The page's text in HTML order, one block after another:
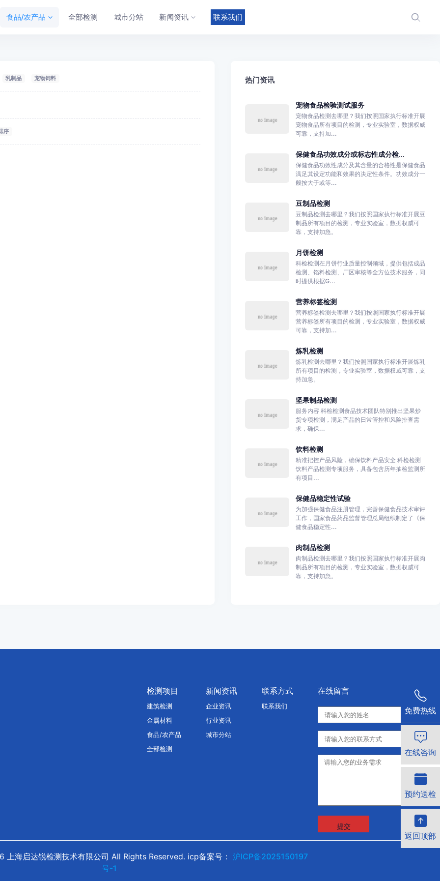
食品/农产品 全部检测 城市分站 新闻资讯 联系我们
免费热线
在线咨询
预约送检
返回顶部
乳制品 宠物饲料
序
热门资讯
宠物食品检验测试服务
宠物食品检测去哪里？我们按照国家执行标准开展
宠物食品所有项目的检测，专业实验室，数据权威
可靠，支持加...
保健食品功效成分或标志性成分检...
保健食品功效性成分及其含量的合格性是保健食品
满足其设定功能和效果的决定性条件。功效成分一
般按大于或等...
豆制品检测
豆制品检测去哪里？我们按照国家执行标准开展豆
制品所有项目的检测，专业实验室，数据权威可
靠，支持加急。
月饼检测
科检检测在月饼行业质量控制领域，提供包括成品
检测、馅料检测、厂区审核等全方位技术服务，同
时提供根据G...
营养标签检测
营养标签检测去哪里？我们按照国家执行标准开展
营养标签所有项目的检测，专业实验室，数据权威
可靠，支持加...
炼乳检测
炼乳检测去哪里？我们按照国家执行标准开展炼乳
所有项目的检测，专业实验室，数据权威可靠，支
持加急。
坚果制品检测
服务内容 科检检测食品技术团队特别推出坚果炒
货专项检测，满足产品的日常管控和风险排查需
求，确保...
饮料检测
精准把控产品风险，确保饮料产品安全 科检检测
饮料产品检测专项服务，具备包含历年抽检监测所
有项目...
保健品稳定性试验
为加强保健食品注册管理，完善保健食品技术审评
工作，国家食品药品监督管理总局组织制定了《保
健食品稳定性...
肉制品检测
肉制品检测去哪里？我们按照国家执行标准开展肉
制品所有项目的检测，专业实验室，数据权威可
靠，支持加急。
检测项目
建筑检测
金属材料
食品/农产品
全部检测
新闻资讯
企业资讯
行业资讯
城市分站
联系方式
联系我们
在线留言
提交
海启达锐检测技术有限公司 All Rights Reserved. icp备案号： 沪ICP备2025150197
号-1